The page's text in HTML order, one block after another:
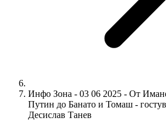
Инфо Зона - 03 06 2025 - От
Путин до Банато и Томаш -
Десислав Танев